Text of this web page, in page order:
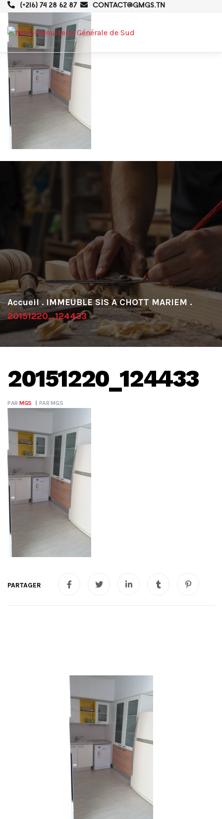
(+216) 74 28 62 87 CONTACT@GMGS.TN
. IMMEUBLE SIS A CHOTT MARIEM .
20151220_124433
20151220_124433
PAR MGS PARMGS